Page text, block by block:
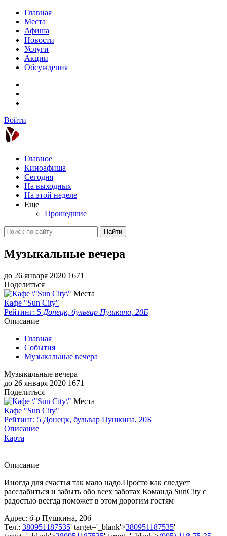
Главная
Места
Афиша
Новости
Услуги
Акции
Обсуждения
Войти
Главное
Киноафиша
Сегодня
На выходных
На этой неделе
Еще
Прошедшие
Найти
Музыкальные вечера
до 26 января 2020 1671
Поделиться
Места
Кафе "Sun City"
Рейтинг: 5 Донецк, бульвар Пушкина, 20Б
Описание
Главная
События
Музыкальные вечера
Музыкальные вечера
до 26 января 2020 1671
Поделиться
Места
Кафе "Sun City"
Рейтинг: 5 Донецк, бульвар Пушкина, 20Б
Описание
Карта
Описание
Иногда для счастья так мало надо.Просто как следует
расслабиться и забыть обо всех заботах Команда SunCity с
радостью всегда поможет в этом дорогим гостям
Адрес: б-р Пушкина, 20б
Тел.: 380951187535' target='_blank'>380951187535'